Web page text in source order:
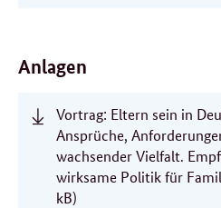
Anlagen
Vortrag: Eltern sein in
Ansprüche,
wachsender Vielfalt.
wirksame Politik für
kB)